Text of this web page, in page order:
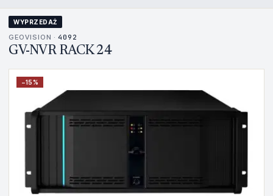
WYPRZEDAŻ
GEOVISION · 4092
GV-NVR RACK 24
−15%